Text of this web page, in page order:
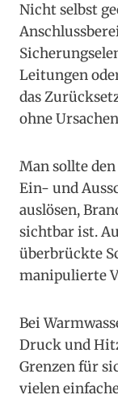
Nicht selbst
Leitungen
das
ohne
Man sollte
Ein- und
auslösen,
sichtbar ist.
überbrückte
manipulierte
Bei
Druck und
Grenzen für
vielen